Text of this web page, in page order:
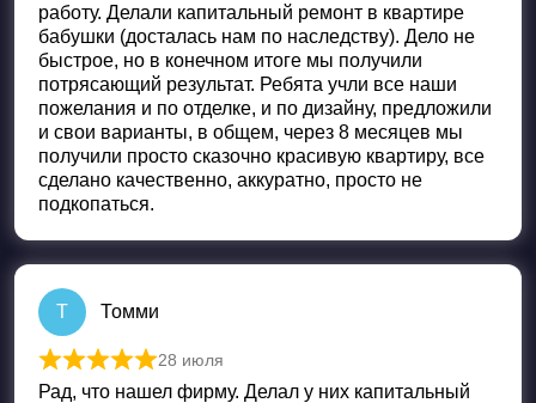
работу. Делали капитальный ремонт в квартире
бабушки (досталась нам по наследству). Дело не
быстрое, но в конечном итоге мы получили
потрясающий результат. Ребята учли все наши
пожелания и по отделке, и по дизайну, предложили
и свои варианты, в общем, через 8 месяцев мы
получили просто сказочно красивую квартиру, все
сделано качественно, аккуратно, просто не
подкопаться.
Т Томми
Оценка5 из 5
28 июля
Рад, что нашел фирму. Делал у них капитальный